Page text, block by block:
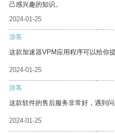
己感兴趣的知识。
2024-01-25
游客
这款加速器VPM应用程序可以给你
2024-01-25
游客
这款软件的售后服务非常好，遇到问
2024-01-25